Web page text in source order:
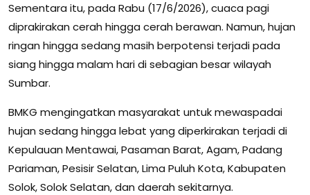
Sementara itu, pada Rabu (17/6/2026), cuaca pagi
diprakirakan cerah hingga cerah berawan. Namun, hujan
ringan hingga sedang masih berpotensi terjadi pada
siang hingga malam hari di sebagian besar wilayah
Sumbar.
BMKG mengingatkan masyarakat untuk mewaspadai
hujan sedang hingga lebat yang diperkirakan terjadi di
Kepulauan Mentawai, Pasaman Barat, Agam, Padang
Pariaman, Pesisir Selatan, Lima Puluh Kota, Kabupaten
Solok, Solok Selatan, dan daerah sekitarnya.